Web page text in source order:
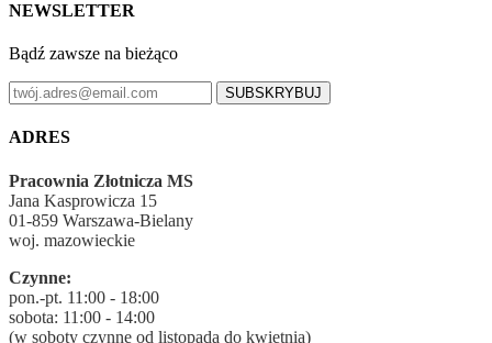
NEWSLETTER
Bądź zawsze na bieżąco
SUBSKRYBUJ
ADRES
Pracownia Złotnicza MS
Jana Kasprowicza 15
01-859 Warszawa-Bielany
woj. mazowieckie
Czynne:
pon.-pt. 11:00 - 18:00
sobota: 11:00 - 14:00
(w soboty czynne od listopada do kwietnia)